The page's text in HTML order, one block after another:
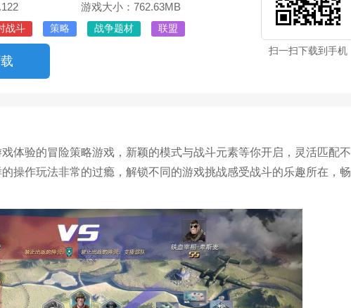
游戏大小：762.63MB
战斗 策略 战争题材 联盟
扫一扫下载到手机
体验的冒险策略游戏，新颖的模式与战斗元素等你开启，灵活匹配不
操作玩法非常的过瘾，解锁不同的游戏挑战感受战斗的乐趣所在，畅